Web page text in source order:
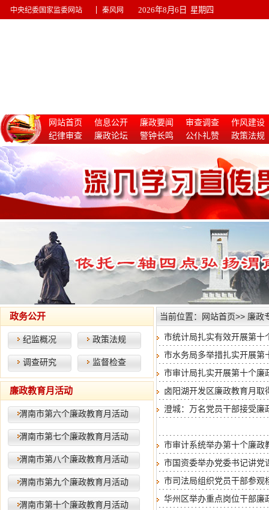
中央纪委国家监委网站 秦风网 2026年8月6日 星期四
网站首页 信息公开 廉政要闻 审查调查
作风建设
纪律审查
廉政论坛 警钟长鸣 公仆礼赞
政策法规
政务公开
纪监概况 政策法规
调查研究 监督检查
廉政教育月活动
渭南市第六个廉政教育月活动
渭南市第七个廉政教育月活动
渭南市第八个廉政教育月活动
渭南市第九个廉政教育月活动
渭南市第十个廉政教育月活动
当前位置： 网站首页>> 廉政
市统计局扎实有效开展第十
市水务局多举措扎实开展第
市审计局扎实开展第十个廉
卤阳湖开发区廉政教育月取
澄城：万名党员干部接受廉
市审计系统举办第十个廉政
市国资委举办党委书记讲党
市司法局组织党员干部参观
华州区举办重点岗位干部廉